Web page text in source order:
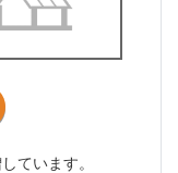
ています。